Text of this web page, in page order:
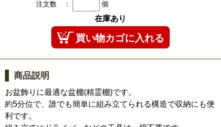
注文数 ： 個
在庫あり
商品説明
お盆飾りに最適な盆棚(精霊棚)です。
約5分位で、誰でも簡単に組み立てられる構造で収納にも便
利です。